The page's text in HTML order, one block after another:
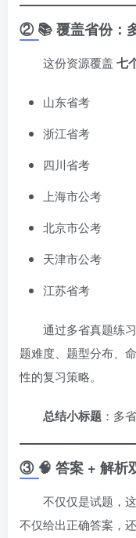
② 📚 覆盖省份：
这份资源覆盖 七
山东省考
浙江省考
四川省考
上海市公考
北京市公考
天津市公考
江苏省考
通过多省真题练
题难度、题型分布、
性的复习策略。
总结小标题 ：多
③ 🧠 答案 + 解析
不仅仅是试题，
不仅给出正确答案，